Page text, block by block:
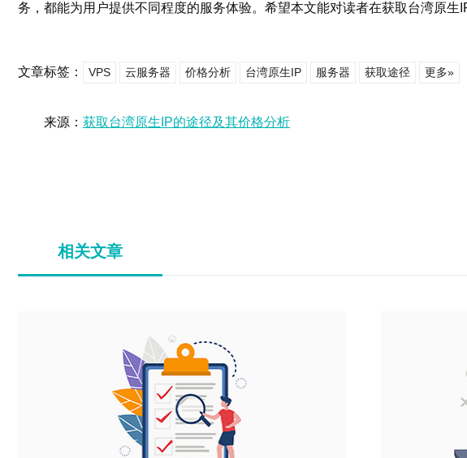
务，都能为用户提供不同程度的服务体验。希望本文能对读者在获取台湾原生
文章标签： VPS 云服务器 价格分析 台湾原生IP 服务器 获取途径 更多»
来源： 获取台湾原生IP的途径及其价格分析
相关文章